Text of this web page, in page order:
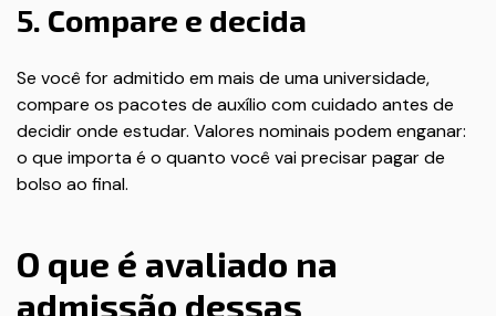
5. Compare e decida
Se você for admitido em mais de uma universidade,
compare os pacotes de auxílio com cuidado antes de
decidir onde estudar. Valores nominais podem enganar:
o que importa é o quanto você vai precisar pagar de
bolso ao final.
O que é avaliado na
admissão dessas